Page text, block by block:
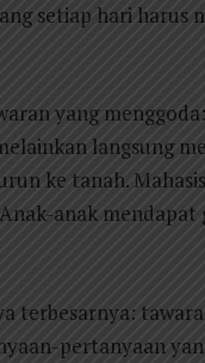
setiap hari
yang
langsung
ke tanah.
anak
terbesarnya:
pertanyaan